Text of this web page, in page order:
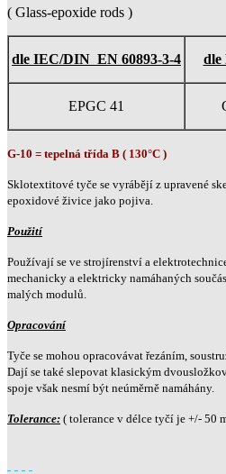
( Glass-epoxide rods )
dle IEC/DIN EN 60893-3-4 dle
EPGC 41
G-10 = tepelná třída B ( 130°C )
Sklotextitové tyče se vyrábějí z upravené
epoxidové živice jako pojiva.
Použití
Používají se ve strojírenství a
mechanicky a elektricky namáhaných
malých modulů.
Opracování
Tyče se mohou opracovávat řezáním,
Dají se také slepovat klasickým
spoje však nesmí být neúměrně namáhány.
Tolerance: ( tolerance v délce tyčí je +/- 50